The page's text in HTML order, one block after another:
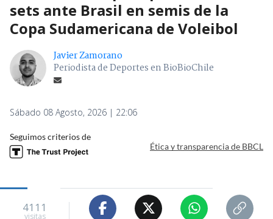
sets ante Brasil en semis de la
Copa Sudamericana de Voleibol
Javier Zamorano
Periodista de Deportes en BioBioChile
Sábado 08 Agosto, 2026 | 22:06
Seguimos criterios de
Ética y transparencia de BBCL
4111
visitas